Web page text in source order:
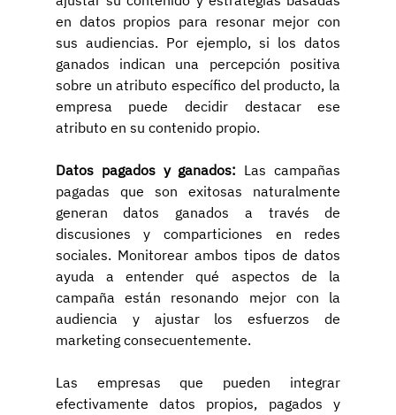
en datos propios para resonar mejor con
sus audiencias. Por ejemplo, si los datos
ganados indican una percepción positiva
sobre un atributo específico del producto, la
empresa puede decidir destacar ese
atributo en su contenido propio.
Datos pagados y ganados: Las campañas
pagadas que son exitosas naturalmente
generan datos ganados a través de
discusiones y comparticiones en redes
sociales. Monitorear ambos tipos de datos
ayuda a entender qué aspectos de la
campaña están resonando mejor con la
audiencia y ajustar los esfuerzos de
marketing consecuentemente.
Las empresas que pueden integrar
efectivamente datos propios, pagados y